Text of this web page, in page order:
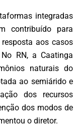
integradas
contribuído para
aos casos
RN, a Caatinga
naturais do
ao semiárido e
dos recursos
dos modos de
o diretor.